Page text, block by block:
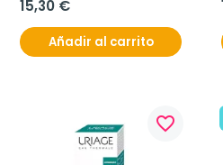
15,30 €
Añadir al carrito
favorite_border